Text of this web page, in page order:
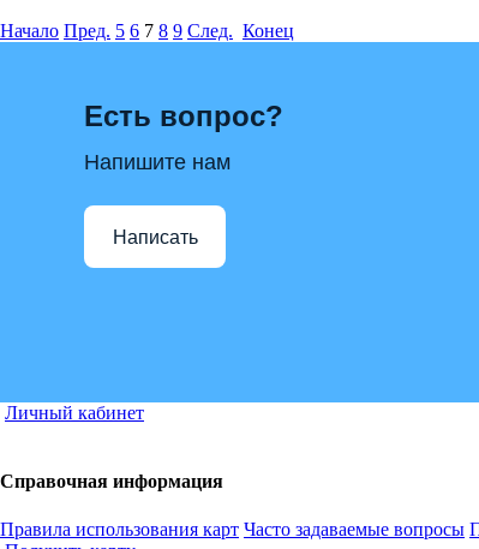
Начало Пред. 5 6 7 8 9 След. Конец
Есть вопрос?
Напишите нам
Написать
Личный кабинет
Справочная информация
Правила использования карт Часто задаваемые вопросы